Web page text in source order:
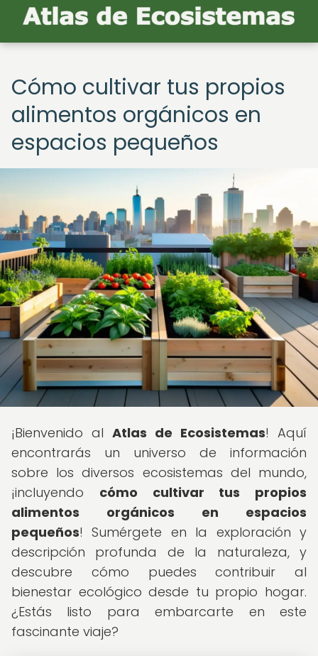
Cómo cultivar tus propios
alimentos orgánicos en
espacios pequeños
¡Bienvenido al Atlas de Ecosistemas! Aquí
encontrarás un universo de información
sobre los diversos ecosistemas del mundo,
¡incluyendo cómo cultivar tus propios
alimentos orgánicos en espacios
pequeños! Sumérgete en la exploración y
descripción profunda de la naturaleza, y
descubre cómo puedes contribuir al
bienestar ecológico desde tu propio hogar.
¿Estás listo para embarcarte en este
fascinante viaje?